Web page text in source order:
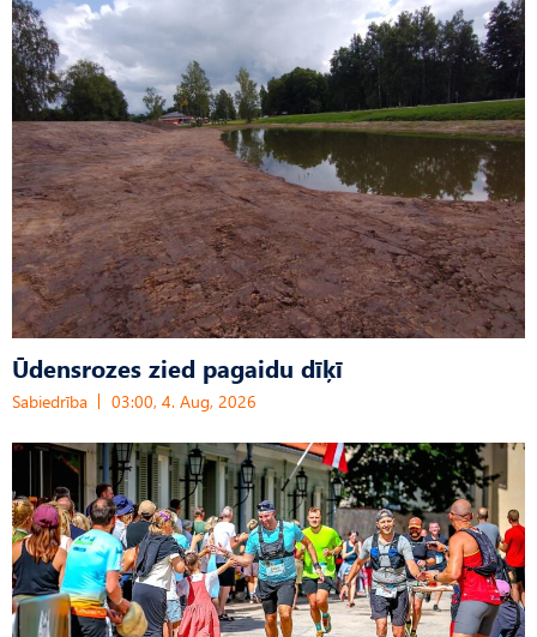
Ūdensrozes zied pagaidu dīķī
Sabiedrība 03:00, 4. Aug, 2026